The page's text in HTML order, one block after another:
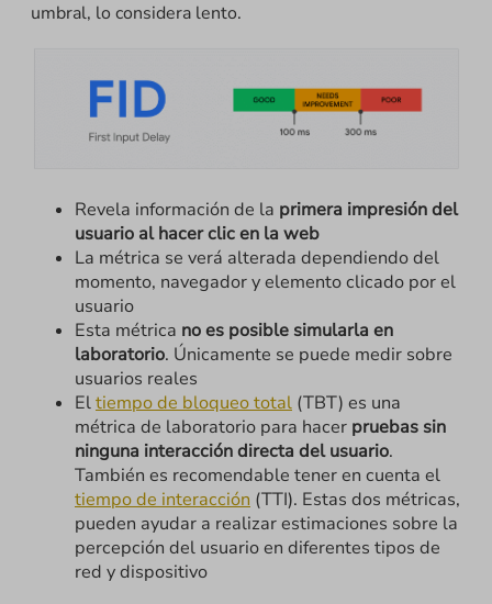
umbral, lo considera lento.
Revela información de la primera impresión del
usuario al hacer clic en la web
La métrica se verá alterada dependiendo del
momento, navegador y elemento clicado por el
usuario
Esta métrica no es posible simularla en
laboratorio. Únicamente se puede medir sobre
usuarios reales
Eltiempo de bloqueo total (TBT) es una
métrica de laboratorio para hacer pruebas sin
ninguna interacción directa del usuario.
También es recomendable tener en cuenta el
tiempo de interacción (TTI). Estas dos métricas,
pueden ayudar a realizar estimaciones sobre la
percepción del usuario en diferentes tipos de
red y dispositivo